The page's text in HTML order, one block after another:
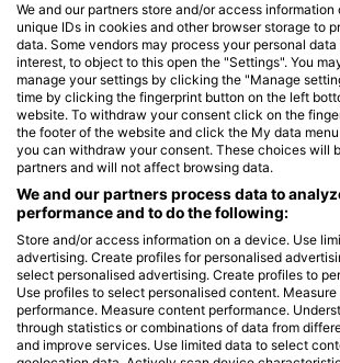
Các trung tâm lặn phục vụ tại
này
Action-Sport Salzkotten,
Tauchcenter
Ziegelei-Töpker-Str. 10, 33154
Các địa lặn lân cận
We and our partners store and/or access
unique IDs in cookies and other browser storage to
data. Some vendors may process your personal
interest, to object to this open the "Settings". You
manage your settings by clicking the "Manage
time by clicking the fingerprint button on the left
website. To withdraw your consent click on the
the footer of the website and click the My data
you can withdraw your consent. These choices will
partners and will not affect browsing data.
We and our partners process data to
performance and to do the following:
Store and/or access information on a device. Use
advertising. Create profiles for personalised
select personalised advertising. Create profiles to
Use profiles to select personalised content.
performance. Measure content performance.
through statistics or combinations of data from
and improve services. Use limited data to select